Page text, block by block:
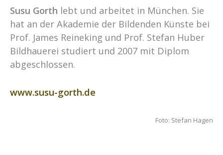
Susu Gorth lebt und arbeitet in München. Sie
hat an der Akademie der Bildenden Künste bei
Prof. James Reineking und Prof. Stefan Huber
Bildhauerei studiert und 2007 mit Diplom
abgeschlossen.
www.susu-gorth.de
Foto: Stefan Hagen